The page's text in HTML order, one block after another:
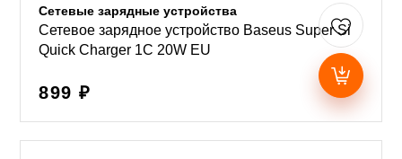
Сетевые зарядные устройства
Сетевое зарядное устройство Baseus Super Si
Quick Charger 1C 20W EU
899 ₽